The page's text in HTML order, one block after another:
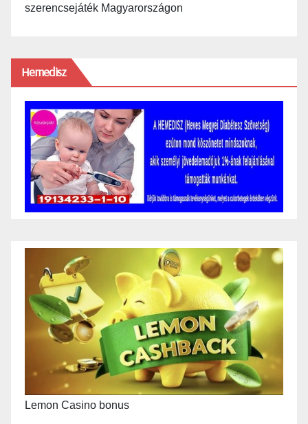
szerencsejáték Magyarországon
Hemedisz
Lemon Casino bonus